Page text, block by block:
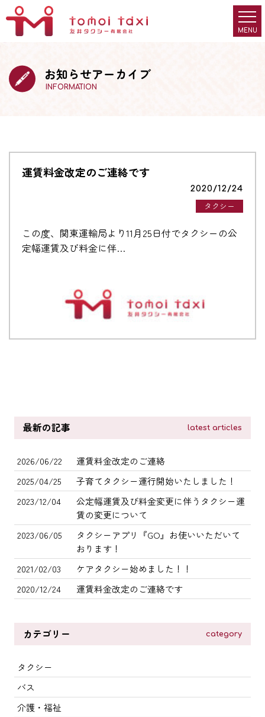
お知らせアーカイブ
INFORMATION
運賃料金改定のご連絡です
2020/12/24
タクシー
この度、関東運輸局より11月25日付でタクシーの公
定幅運賃及び料金に伴
最新の記事 latest articles
2026/06/22
運賃料金改定のご連絡
2025/04/25
子育てタクシー運行開始いたしました！
2023/12/04
公定幅運賃及び料金変更に伴うタクシー運
賃の変更について
2023/06/05
タクシーアプリ『GO』お使いいただいて
おります！
2021/02/03
ケアタクシー始めました！！
2020/12/24
運賃料金改定のご連絡です
カテゴリー category
タクシー
バス
介護・福祉